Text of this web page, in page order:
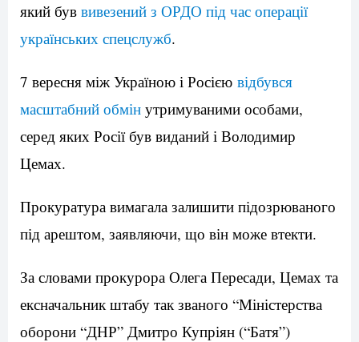
який був вивезений з ОРДО під час операції
українських спецслужб.
7 вересня між Україною і Росією відбувся
масштабний обмін утримуваними особами,
серед яких Росії був виданий і Володимир
Цемах.
Прокуратура вимагала залишити підозрюваного
під арештом, заявляючи, що він може втекти.
За словами прокурора Олега Пересади, Цемах та
ексначальник штабу так званого “Міністерства
оборони “ДНР” Дмитро Купріян (“Батя”)